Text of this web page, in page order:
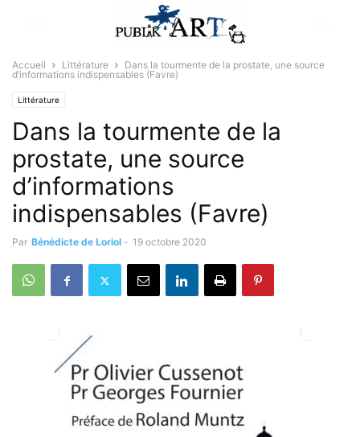
Accueil Littérature
Dans la tourmente de la prostate, une source
d’informations indispensables (Favre)
Littérature
Dans la tourmente de la
prostate, une source
d’informations
indispensables (Favre)
Par Bénédicte de Loriol - 19 octobre 2020